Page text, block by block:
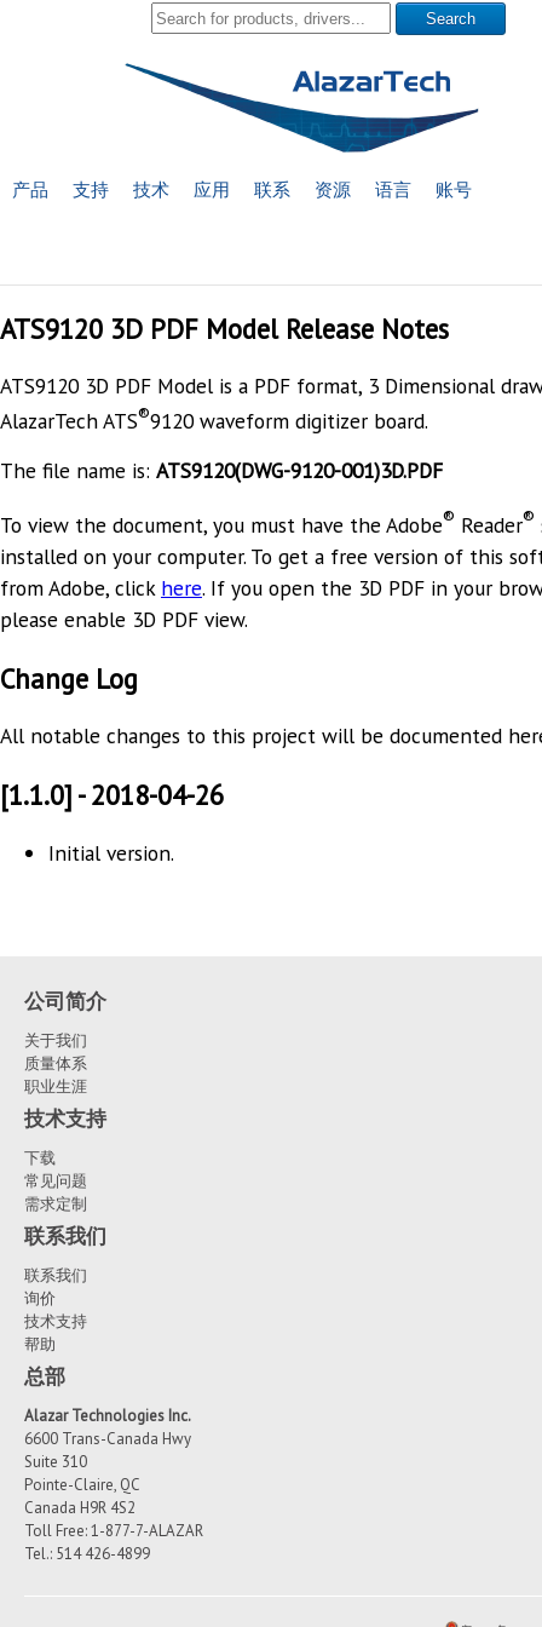
产品 支持 技术 应用 联系 资源 语言 账号
ATS9120 3D PDF Model Release Notes
ATS9120 3D PDF Model is a PDF format, 3 Dimensional
AlazarTech ATS®9120 waveform digitizer board.
The file name is: ATS9120(DWG-9120-001)3D.PDF
To view the document, you must have the Adobe® Reader®
installed on your computer. To get a free version of this
from Adobe, click here. If you open the 3D PDF in your
please enable 3D PDF view.
Change Log
All notable changes to this project will be documented
[1.1.0] - 2018-04-26
Initial version.
公司简介
关于我们
质量体系
职业生涯
技术支持
下载
常见问题
需求定制
联系我们
联系我们
询价
技术支持
帮助
总部
Alazar Technologies Inc.
6600 Trans-Canada Hwy
Suite 310
Pointe-Claire, QC
Canada H9R 4S2
Toll Free: 1-877-7-ALAZAR
Tel.: 514 426-4899